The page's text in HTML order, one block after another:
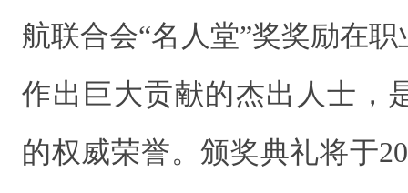
航联合会“名人堂”奖奖励在
作出巨大贡献的杰出人士，
的权威荣誉。颁奖典礼将于